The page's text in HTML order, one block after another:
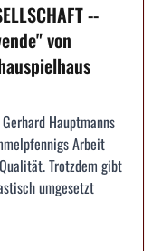
--
von
Hauptmanns
Arbeit
Trotzdem gibt
umgesetzt